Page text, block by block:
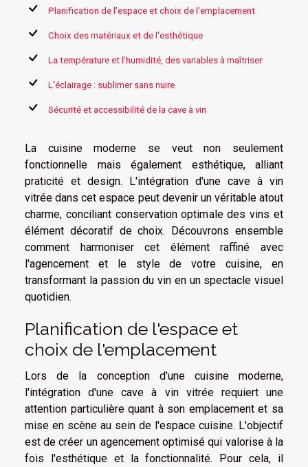
Planification de l'espace et choix de l'emplacement
Choix des matériaux et de l'esthétique
La température et l'humidité, des variables à maîtriser
L'éclairage : sublimer sans nuire
Sécurité et accessibilité de la cave à vin
La cuisine moderne se veut non seulement
fonctionnelle mais également esthétique, alliant
praticité et design. L'intégration d'une cave à vin
vitrée dans cet espace peut devenir un véritable atout
charme, conciliant conservation optimale des vins et
élément décoratif de choix. Découvrons ensemble
comment harmoniser cet élément raffiné avec
l'agencement et le style de votre cuisine, en
transformant la passion du vin en un spectacle visuel
quotidien.
Planification de l'espace et
choix de l'emplacement
Lors de la conception d'une cuisine moderne,
l'intégration d'une cave à vin vitrée requiert une
attention particulière quant à son emplacement et sa
mise en scène au sein de l'espace cuisine. L'objectif
est de créer un agencement optimisé qui valorise à la
fois l'esthétique et la fonctionnalité. Pour cela, il